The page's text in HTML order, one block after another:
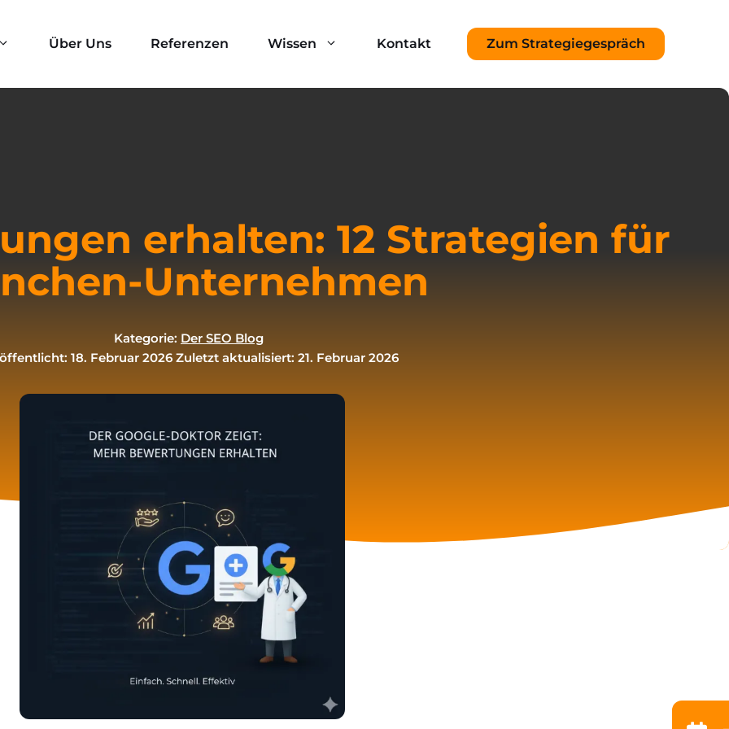
als Werbetreibender
Woocommerce SEO
Shopware SEO
Tracking & Tag Manager
Google Analytics
Über Uns Referenzen Wissen Kontakt Zum Strategiegespräch
erhalten: 12 Strategien für
Unternehmen
Kategorie: Der SEO Blog
18. Februar 2026 Zuletzt aktualisiert: 21. Februar 2026